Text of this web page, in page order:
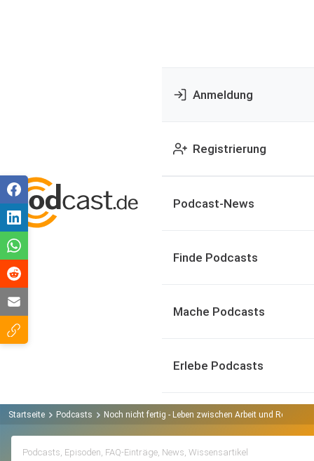
Anmeldung
Registrierung
Podcast-News
Finde Podcasts
Mache Podcasts
Erlebe Podcasts
Startseite Podcasts Noch nicht fertig - Leben zwischen Arbeit und Rente